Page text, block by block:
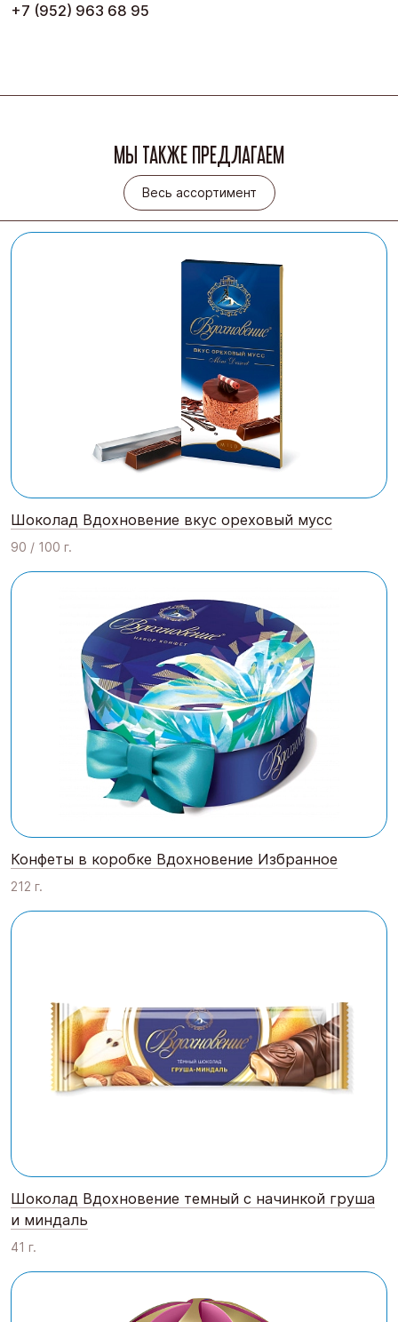
+7 (952) 963 68 95
МЫ ТАКЖЕ ПРЕДЛАГАЕМ
Весь ассортимент
Весь ассортимент
Шоколад Вдохновение вкус ореховый мусс
90 / 100 г.
Конфеты в коробке Вдохновение Избранное
212 г.
Шоколад Вдохновение темный с начинкой груша
и миндаль
41 г.